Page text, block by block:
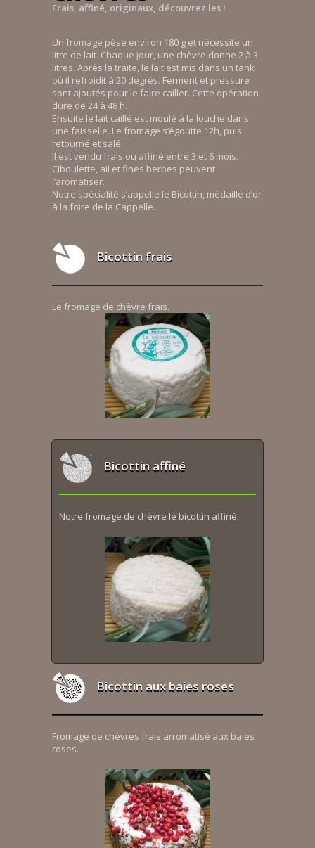
Frais, affiné, originaux, découvrez les !
Un fromage pèse environ 180 g et nécessite un
litre de lait. Chaque jour, une chèvre donne 2 à 3
litres. Après la traite, le lait est mis dans un tank
où il refroidit à 20 degrés. Ferment et pressure
sont ajoutés pour le faire cailler. Cette opération
dure de 24 à 48 h.
Ensuite le lait caillé est moulé à la louche dans
une faisselle. Le fromage s’égoutte 12h, puis
retourné et salé.
Il est vendu frais ou affiné entre 3 et 6 mois.
Ciboulette, ail et fines herbes peuvent
l’aromatiser.
Notre spécialité s’appelle le Bicottin, médaille d’or
à la foire de la Cappelle.
Bicottin frais
Le fromage de chèvre frais.
Bicottin affiné
Notre fromage de chèvre le bicottin affiné.
Bicottin aux baies roses
Fromage de chèvres frais arromatisé aux baies
roses.